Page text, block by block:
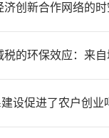
创新合作网络的
税的环保效应：来
设促进了农户创